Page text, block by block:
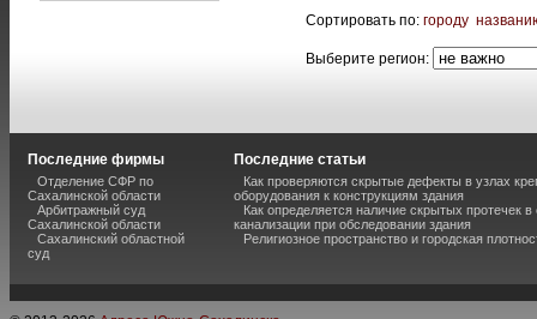
Сортировать по: городу
Выберите регион:
Последние фирмы
Отделение СФР по
Сахалинской области
Арбитражный суд
Сахалинской области
Сахалинский областной
суд
Последние статьи
Как проверяются скрытые дефекты в узлах
оборудования к конструкциям здания
Как определяется наличие скрытых протечек
канализации при обследовании здания
Религиозное пространство и городская